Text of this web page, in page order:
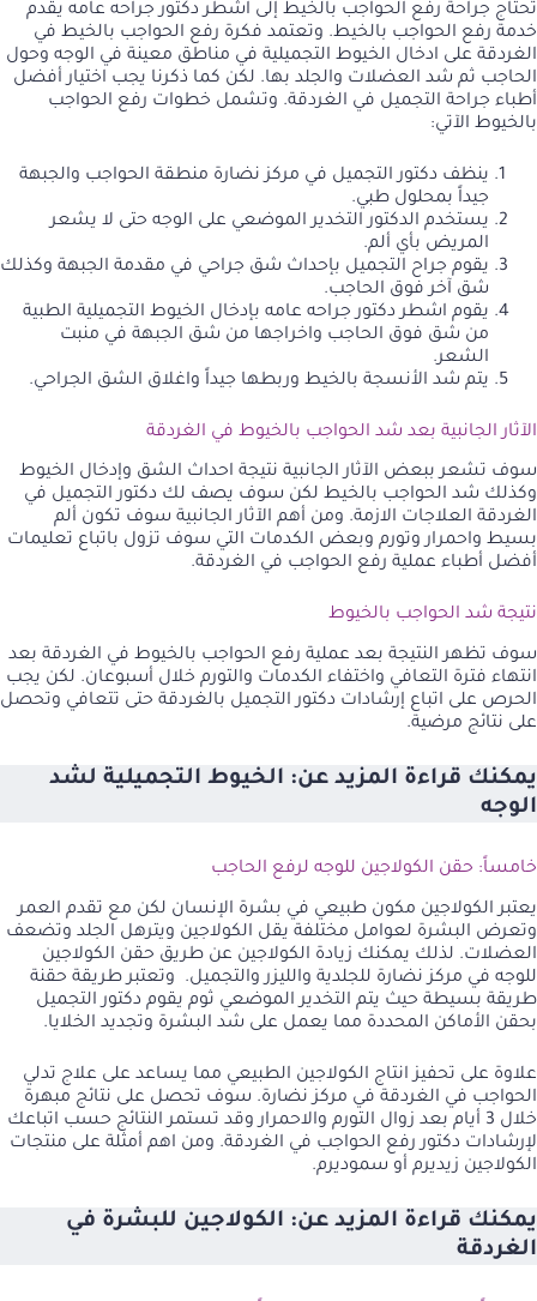
تحتاج جراحة رفع الحواجب بالخيط إلى اشطر دكتور جراحه عامه يقدم
خدمة رفع الحواجب بالخيط. وتعتمد فكرة رفع الحواجب بالخيط في
الغردقة على ادخال الخيوط التجميلية في مناطق معينة في الوجه وحول
الحاجب ثم شد العضلات والجلد بها. لكن كما ذكرنا يجب اختيار أفضل
أطباء جراحة التجميل في الغردقة. وتشمل خطوات رفع الحواجب
بالخيوط الآتي:
ينظف دكتور التجميل في مركز نضارة منطقة الحواجب والجبهة
جيداً بمحلول طبي.
يستخدم الدكتور التخدير الموضعي على الوجه حتى لا يشعر
المريض بأي ألم.
يقوم جراح التجميل بإحداث شق جراحي في مقدمة الجبهة وكذلك
شق آخر فوق الحاجب.
يقوم اشطر دكتور جراحه عامه بإدخال الخيوط التجميلية الطبية
من شق فوق الحاجب واخراجها من شق الجبهة في منبت
الشعر.
يتم شد الأنسجة بالخيط وربطها جيداً واغلاق الشق الجراحي.
الآثار الجانبية بعد شد الحواجب بالخيوط في الغردقة
سوف تشعر ببعض الآثار الجانبية نتيجة احداث الشق وإدخال الخيوط
وكذلك شد الحواجب بالخيط لكن سوف يصف لك دكتور التجميل في
الغردقة العلاجات الازمة. ومن أهم الآثار الجانبية سوف تكون ألم
بسيط واحمرار وتورم وبعض الكدمات التي سوف تزول باتباع تعليمات
أفضل أطباء عملية رفع الحواجب في الغردقة.
نتيجة شد الحواجب بالخيوط
سوف تظهر النتيجة بعد عملية رفع الحواجب بالخيوط في الغردقة بعد
انتهاء فترة التعافي واختفاء الكدمات والتورم خلال أسبوعان. لكن يجب
الحرص على اتباع إرشادات دكتور التجميل بالغردقة حتى تتعافي وتحصل
على نتائج مرضية.
يمكنك قراءة المزيد عن: الخيوط التجميلية لشد
الوجه
خامساً: حقن الكولاجين للوجه لرفع الحاجب
يعتبر الكولاجين مكون طبيعي في بشرة الإنسان لكن مع تقدم العمر
وتعرض البشرة لعوامل مختلفة يقل الكولاجين ويترهل الجلد وتضعف
العضلات. لذلك يمكنك زيادة الكولاجين عن طريق حقن الكولاجين
للوجه في مركز نضارة للجلدية والليزر والتجميل. وتعتبر طريقة حقنة
طريقة بسيطة حيث يتم التخدير الموضعي ثوم يقوم دكتور التجميل
بحقن الأماكن المحددة مما يعمل على شد البشرة وتجديد الخلايا.
علاوة على تحفيز انتاج الكولاجين الطبيعي مما يساعد على علاج تدلي
الحواجب في الغردقة في مركز نضارة. سوف تحصل على نتائج مبهرة
خلال 3 أيام بعد زوال التورم والاحمرار وقد تستمر النتائج حسب اتباعك
لإرشادات دكتور رفع الحواجب في الغردقة. ومن اهم أمثلة على منتجات
الكولاجين زيديرم أو سموديرم.
يمكنك قراءة المزيد عن: الكولاجين للبشرة في
الغردقة